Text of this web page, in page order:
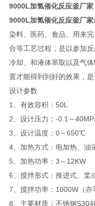
9000L加氢催化反应釜厂家
9000L加氢催化反应釜厂家
染料、医药、食品、用来
合等工艺过程，是以参加
冷却、和液体萃取以及气
置才能得到到好的效果，
设计参数
1、有效容积：50L
2、设计压力：-0.1～
3、设计温度：0～650℃
4、加热方式：电加热、油
5、加热功率：3～12KW
6、搅拌形式：推进式、桨
7、搅拌功率：1000W（亦
8、主要材质：不锈钢